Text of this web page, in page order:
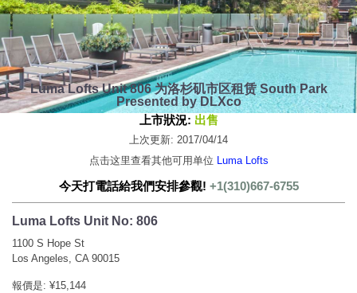
Luma Lofts Unit 806 为洛杉矶市区租赁 South Park
Presented by DLXco
上市狀況: 出售
上次更新: 2017/04/14
点击这里查看其他可用单位
Luma Lofts
今天打電話給我們安排參觀! +1(310)667-6755
Luma Lofts Unit No: 806
1100 S Hope St
Los Angeles, CA 90015
報價是: ¥15,144